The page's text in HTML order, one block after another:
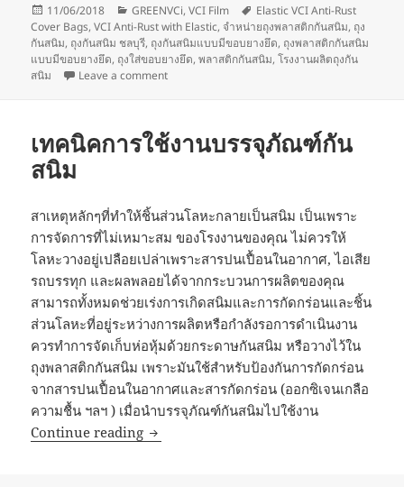
Posted
on
11/06/2018 Categories
GREENVCi,VCI Film Tags
Elastic VCI Anti-Rust
Cover Bags,VCI Anti-Rust with Elastic, จำหน่ายถุงพลาสติกกันสนิม, ถุง
กันสนิม, ถุงกันสนิม ชลบุรี, ถุงกันสนิมแบบมีขอบยางยึด, ถุงพลาสติกกันสนิม
แบบมีขอบยางยึด, ถุงใส่ขอบยางยึด,พลาสติกกันสนิม,โรงงานผลิตถุงกัน
สนิม
Leave a commenton ถุงพลาสติกกันสนิมแบบมีขอบยางยึด
เทคนิคการใช้งานบรรจุภัณฑ์กัน
สนิม
สาเหตุหลักๆที่ทำให้ชิ้นส่วนโลหะกลายเป็นสนิม เป็นเพราะ
การจัดการที่ไม่เหมาะสม ของโรงงานของคุณ ไม่ควรให้
โลหะวางอยู่เปลือยเปล่าเพราะสารปนเปื้อนในอากาศ, ไอเสีย
รถบรรทุก และผลพลอยได้จากกระบวนการผลิตของคุณ
สามารถทั้งหมดช่วยเร่งการเกิดสนิมและการกัดกร่อนและชิ้น
ส่วนโลหะที่อยู่ระหว่างการผลิตหรือกำลังรอการดำเนินงาน
ควรทำการจัดเก็บห่อหุ้มด้วยกระดาษกันสนิม หรือวางไว้ใน
ถุงพลาสติกกันสนิม เพราะมันใช้สำหรับป้องกันการกัดกร่อน
จากสารปนเปื้อนในอากาศและสารกัดกร่อน (ออกซิเจนเกลือ
ความชื้น ฯลฯ ) เมื่อนำบรรจุภัณฑ์กันสนิมไปใช้งาน
Continue reading เทคนิคการใช้งานบรรจุภัณฑ์กันสนิม